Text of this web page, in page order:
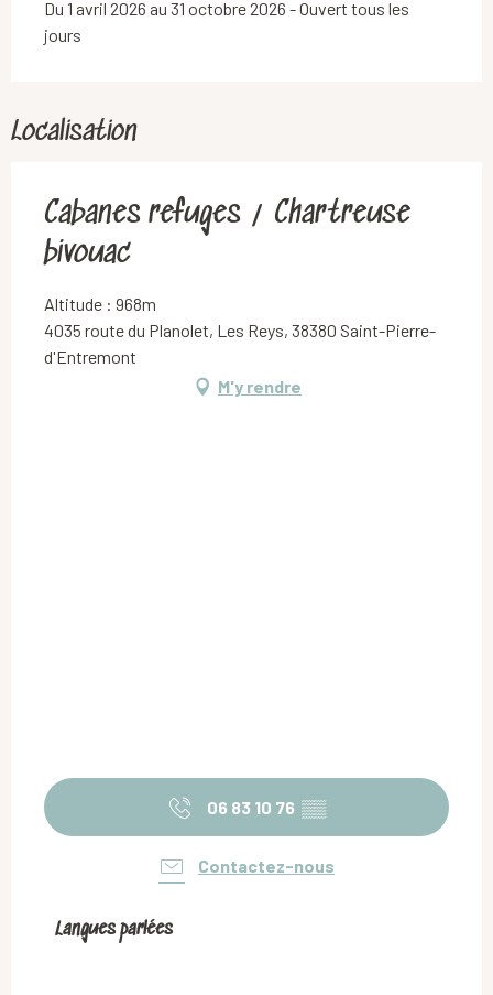
Du 1 avril 2026 au 31 octobre 2026 - Ouvert tous les
jours
Localisation
Cabanes refuges / Chartreuse
bivouac
Altitude : 968m
4035 route du Planolet, Les Reys, 38380 Saint-Pierre-
d'Entremont
M'y rendre
06 83 10 76 ▒▒
Contactez-nous
Langues parlées
Langues parlées